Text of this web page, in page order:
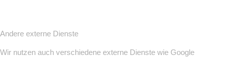
Andere externe Dienste
Wir nutzen auch verschiedene externe Dienste wie Google